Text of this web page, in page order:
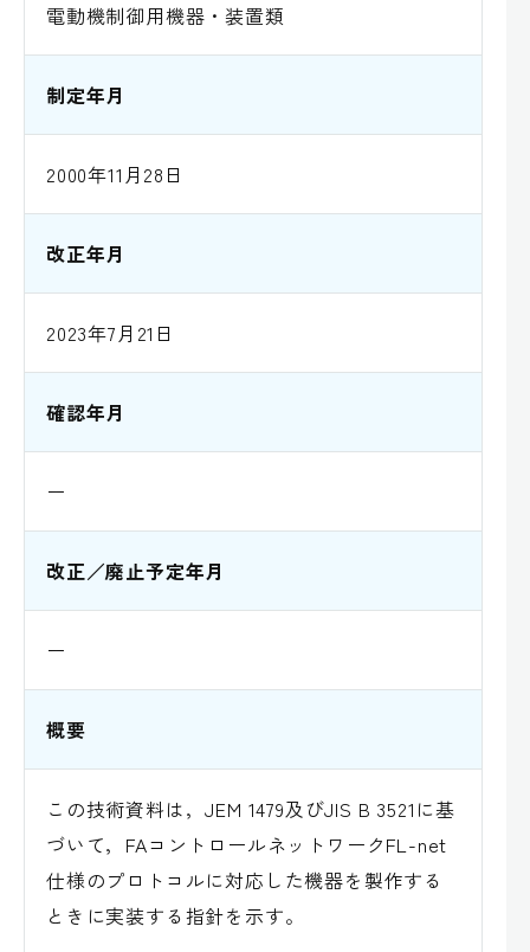
電動機制御用機器・装置類
制定年月
2000年11月28日
改正年月
2023年7月21日
確認年月
ー
改正／廃止予定年月
ー
概要
この技術資料は，JEM 1479及びJIS B 3521に基
づいて，FAコントロールネットワークFL-net
仕様のプロトコルに対応した機器を製作する
ときに実装する指針を示す。